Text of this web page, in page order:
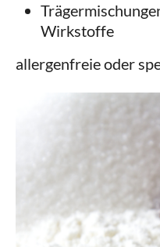
Wirkstoffe
allergenfreie oder